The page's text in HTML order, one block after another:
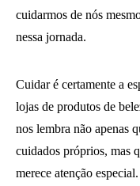
cuidarmos de nós
nessa jornada.
Cuidar é certamente a
lojas de produtos de
nos lembra não apenas
cuidados próprios, mas
merece atenção especial.